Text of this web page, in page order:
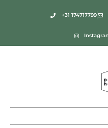
+31 174717799